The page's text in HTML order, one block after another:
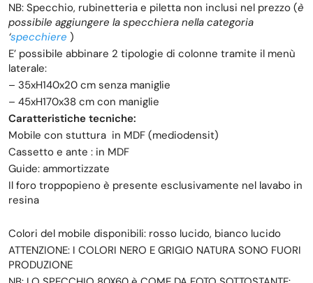
NB: Specchio, rubinetteria e piletta non inclusi nel prezzo (è
possibile aggiungere la specchiera nella categoria
‘specchiere )
E’ possibile abbinare 2 tipologie di colonne tramite il menù
laterale:
– 35xH140x20 cm senza maniglie
– 45xH170x38 cm con maniglie
Caratteristiche tecniche:
Mobile con stuttura in MDF (mediodensit)
Cassetto e ante : in MDF
Guide: ammortizzate
Il foro troppopieno è presente esclusivamente nel lavabo in
resina
Colori del mobile disponibili: rosso lucido, bianco lucido
ATTENZIONE: I COLORI NERO E GRIGIO NATURA SONO FUORI
PRODUZIONE